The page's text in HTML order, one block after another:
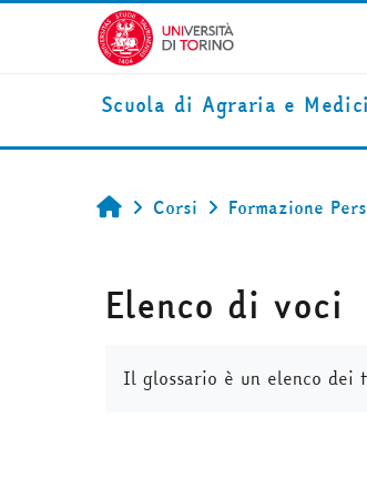
Vai al contenuto principale
Scuola di Agraria e
Home
Corsi Formazione
Elenco di voci
Il glossario è un elenco dei